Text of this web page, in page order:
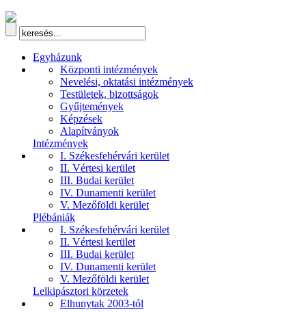
Egyházunk
Központi intézmények
Nevelési, oktatási intézmények
Testületek, bizottságok
Gyűjtemények
Képzések
Alapítványok
Intézmények
I. Székesfehérvári kerület
II. Vértesi kerület
III. Budai kerület
IV. Dunamenti kerület
V. Mezőföldi kerület
Plébániák
I. Székesfehérvári kerület
II. Vértesi kerület
III. Budai kerület
IV. Dunamenti kerület
V. Mezőföldi kerület
Lelkipásztori körzetek
Elhunytak 2003-tól